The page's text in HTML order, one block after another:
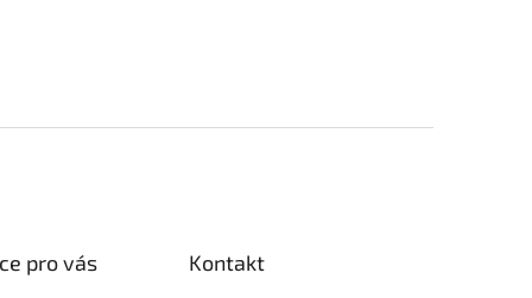
pro vás Kontakt